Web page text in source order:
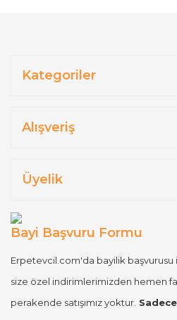
Kategoriler
Alışveriş
Üyelik
Bayi Başvuru Formu
Erpetevcil.com'da bayilik başvurusu
size özel indirimlerimizden hemen
perakende satışımız yoktur.